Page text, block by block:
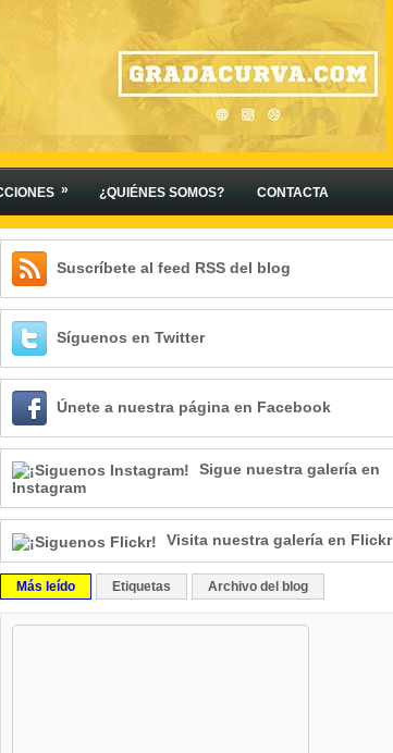
» ¿QUIÉNES SOMOS? CONTACTA
Suscríbete al feed RSS del blog
Síguenos en Twitter
Únete a nuestra página en Facebook
Sigue nuestra galería en
Instagram
Visita nuestra galería en Flickr
Más leído Etiquetas Archivo del blog